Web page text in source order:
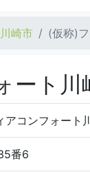
川崎市 (仮称)
ート
アコンフォート
番6